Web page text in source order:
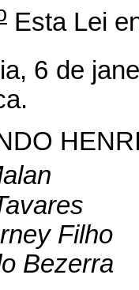
Esta Lei
6 de
Filho
Bezerra